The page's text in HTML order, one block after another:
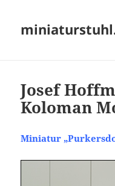
Josef
Koloman
Miniatur